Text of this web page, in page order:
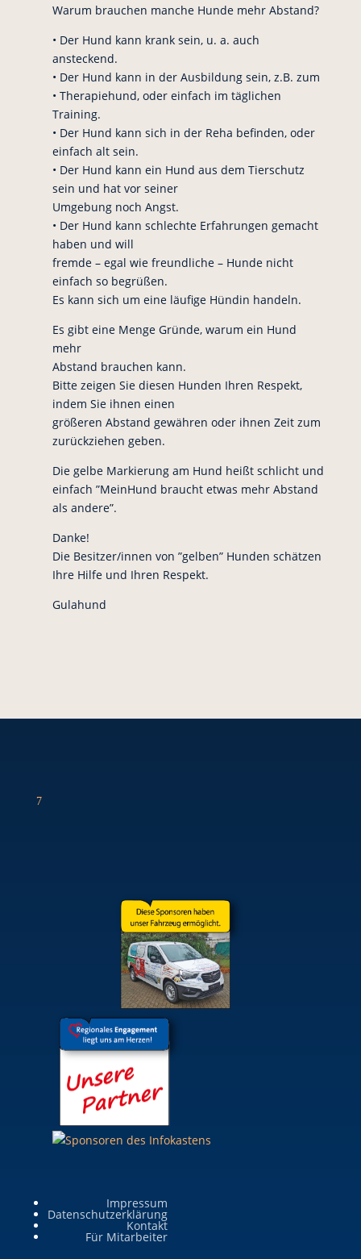
Warum brauchen manche Hunde mehr Abstand?
• Der Hund kann krank sein, u. a. auch
ansteckend.
• Der Hund kann in der Ausbildung sein, z.B. zum
• Therapiehund, oder einfach im täglichen
Training.
• Der Hund kann sich in der Reha befinden, oder
einfach alt sein.
• Der Hund kann ein Hund aus dem Tierschutz
sein und hat vor seiner
Umgebung noch Angst.
• Der Hund kann schlechte Erfahrungen gemacht
haben und will
fremde – egal wie freundliche – Hunde nicht
einfach so begrüßen.
Es kann sich um eine läufige Hündin handeln.
Es gibt eine Menge Gründe, warum ein Hund
mehr
Abstand brauchen kann.
Bitte zeigen Sie diesen Hunden Ihren Respekt,
indem Sie ihnen einen
größeren Abstand gewähren oder ihnen Zeit zum
zurückziehen geben.
Die gelbe Markierung am Hund heißt schlicht und
einfach ”MeinHund braucht etwas mehr Abstand
als andere”.
Danke!
Die Besitzer/innen von ”gelben” Hunden schätzen
Ihre Hilfe und Ihren Respekt.
Gulahund
7
Impressum
Datenschutzerklärung
Kontakt
Für Mitarbeiter